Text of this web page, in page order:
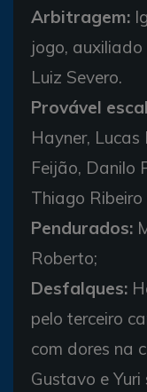
Arbitragem:
jogo,
Luiz Severo.
Provável
Hayner, Lucas
Feijão, Danilo
Thiago Ribeiro
Pendurados:
Roberto;
Desfalques:
pelo terceiro
com dores na
Gustavo e